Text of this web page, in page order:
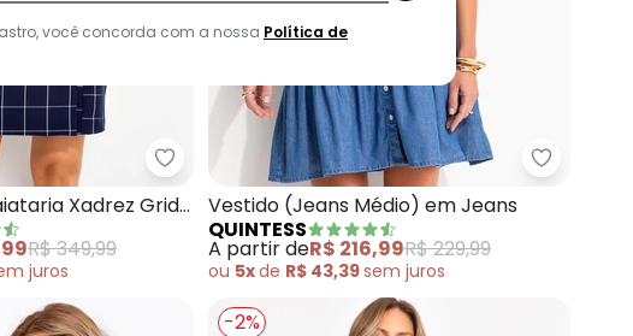
em Tule
Quintess - Vestido Curto Alfaiataria Xadrez Grid
Xadrez Grid
e Cinto
R$ 349,99
juros
Quintess
Vestido (Jeans Médio) em Jeans
QUINTESS
A partir deR$ 216,99R$ 229,99
ou 5xde R$ 43,39sem juros
-2%
você concorda com a nossa Política de